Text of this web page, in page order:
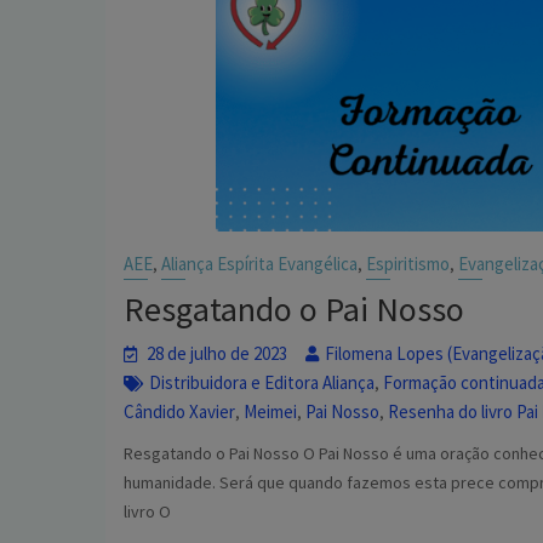
AEE,Aliança Espírita Evangélica, Espiritismo,
Resgatando o Pai Nosso
28 de julho de 2023
Filomena Lopes
Distribuidora e Editora Aliança, Formação continuada
Cândido Xavier, Meimei, Pai Nosso, Resenha do livro
Resgatando o Pai Nosso O Pai Nosso é uma oração
humanidade. Será que quando fazemos esta prece
livro O